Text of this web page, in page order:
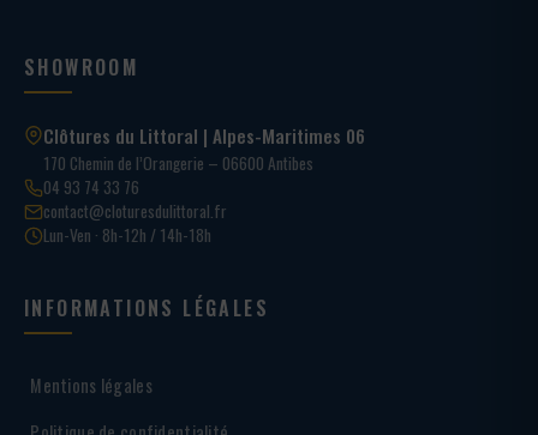
SHOWROOM
Clôtures du Littoral | Alpes-Maritimes 06
170 Chemin de l’Orangerie – 06600 Antibes
04 93 74 33 76
contact@cloturesdulittoral.fr
Lun-Ven · 8h-12h / 14h-18h
INFORMATIONS LÉGALES
Mentions légales